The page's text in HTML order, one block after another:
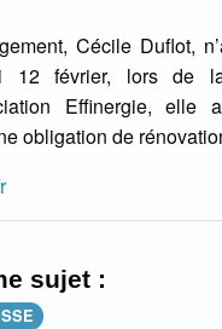
Cécile Duflot,
12 février, lors de
Effinergie, elle
obligation de
sujet :